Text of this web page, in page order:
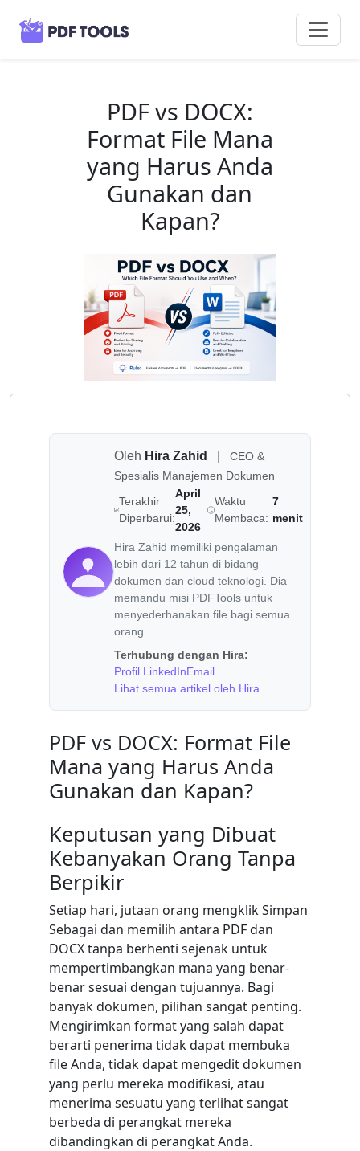
PDF vs DOCX:
Format File Mana
yang Harus Anda
Gunakan dan
Kapan?
Oleh Hira Zahid
CEO &
Spesialis Manajemen Dokumen
Terakhir
Diperbarui:
April
25,
2026
Waktu
Membaca:
7
menit
Hira Zahid memiliki pengalaman
lebih dari 12 tahun di bidang
dokumen dan cloud teknologi. Dia
memandu misi PDFTools untuk
menyederhanakan file bagi semua
orang.
Terhubung dengan Hira:
Profil LinkedInEmail
Lihat semua artikel oleh Hira
PDF vs DOCX: Format File
Mana yang Harus Anda
Gunakan dan Kapan?
Keputusan yang Dibuat
Kebanyakan Orang Tanpa
Berpikir
Setiap hari, jutaan orang mengklik Simpan
Sebagai dan memilih antara PDF dan
DOCX tanpa berhenti sejenak untuk
mempertimbangkan mana yang benar-
benar sesuai dengan tujuannya. Bagi
banyak dokumen, pilihan sangat penting.
Mengirimkan format yang salah dapat
berarti penerima tidak dapat membuka
file Anda, tidak dapat mengedit dokumen
yang perlu mereka modifikasi, atau
menerima sesuatu yang terlihat sangat
berbeda di perangkat mereka
dibandingkan di perangkat Anda.